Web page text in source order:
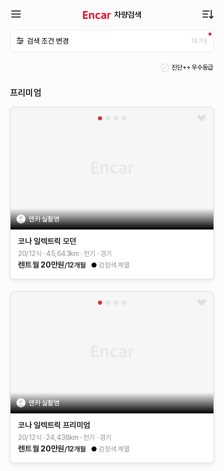
차량검색
뉴
검색 조건 변경 157대
진단++ 우수등급
프리미엄
엔카 실촬영
코나 일렉트릭 모던
20/12식 45,643km 전기 경기
렌트월 20만원/12개월 검정색 계열
엔카 실촬영
코나 일렉트릭 프리미엄
20/12식 24,438km 전기 경기
렌트월 20만원/12개월 검정색 계열